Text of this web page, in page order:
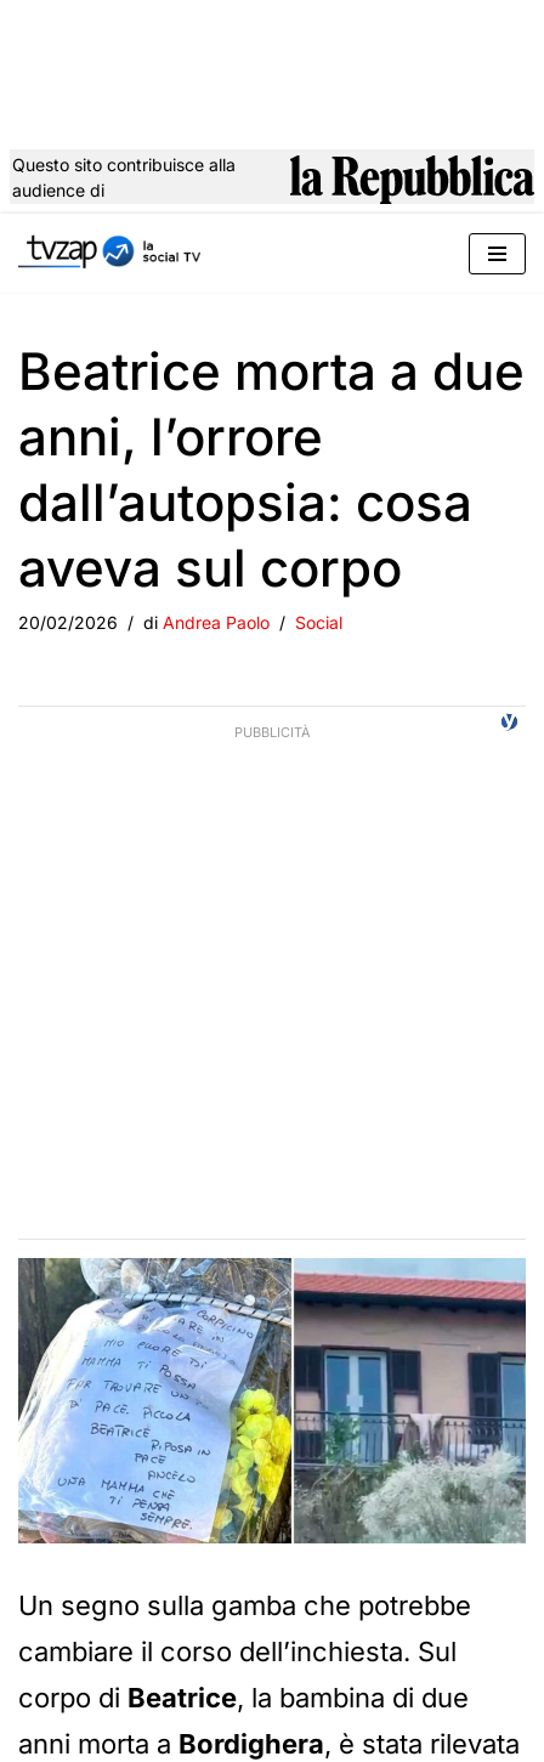
al
Questo sito contribuisce alla
audience di
Beatrice morta a due
anni, l’orrore
dall’autopsia: cosa
aveva sul corpo
20/02/2026 di Andrea Paolo Social
Un segno sulla gamba che potrebbe
cambiare il corso dell’inchiesta. Sul
corpo di Beatrice, la bambina di due
anni morta a Bordighera, è stata rilevata